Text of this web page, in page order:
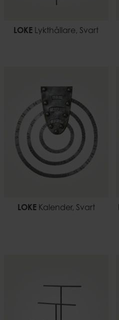
LOKE Lykthållare, Svart
LOKEKalender, Svart